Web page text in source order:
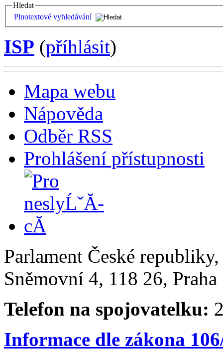
Hledat
Plnotextové vyhledávání
ISP (příhlásit)
Mapa webu
Nápověda
Odběr RSS
Prohlášení přístupnosti
Parlament České
Sněmovní 4, 118 26,
Telefon na spojovatelku:
Informace dle zákona